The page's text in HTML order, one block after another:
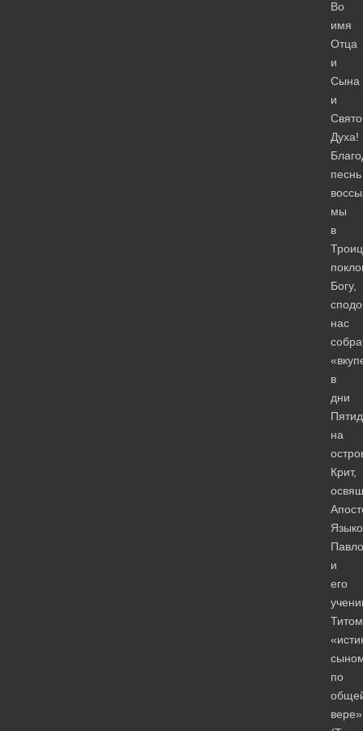
Во
имя
Отца
и
Сына
и
Духа!
песнь
мы
в
Богу,
нас
в
дни
на
Крит,
и
его
по
вере»